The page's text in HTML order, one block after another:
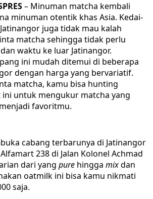
– Minuman matcha kembali
minuman otentik khas Asia. Kedai-
juga tidak mau kalah
matcha sehingga tidak perlu
waktu ke luar Jatinangor.
ini mudah ditemui di beberapa
dengan harga yang bervariatif.
matcha, kamu bisa hunting
untuk mengukur matcha yang
favoritmu.
cabang terbarunya di Jatinangor
238 di Jalan Kolonel Achmad
dari yang pure hingga mixdan
oatmilk ini bisa kamu nikmati
saja.